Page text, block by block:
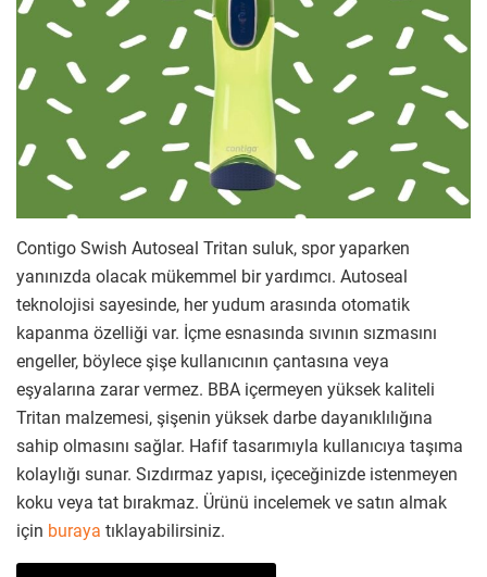
Contigo Swish Autoseal Tritan suluk, spor yaparken
yanınızda olacak mükemmel bir yardımcı. Autoseal
teknolojisi sayesinde, her yudum arasında otomatik
kapanma özelliği var. İçme esnasında sıvının sızmasını
engeller, böylece şişe kullanıcının çantasına veya
eşyalarına zarar vermez. BBA içermeyen yüksek kaliteli
Tritan malzemesi, şişenin yüksek darbe dayanıklılığına
sahip olmasını sağlar. Hafif tasarımıyla kullanıcıya taşıma
kolaylığı sunar. Sızdırmaz yapısı, içeceğinizde istenmeyen
koku veya tat bırakmaz. Ürünü incelemek ve satın almak
için buraya tıklayabilirsiniz.